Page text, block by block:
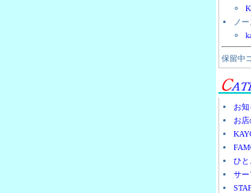
ノ
保留中
お知
お
ひと
サー